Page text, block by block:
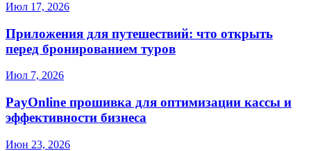
Июл 17, 2026
Приложения для путешествий: что открыть
перед бронированием туров
Июл 7, 2026
PayOnline прошивка для оптимизации кассы и
эффективности бизнеса
Июн 23, 2026